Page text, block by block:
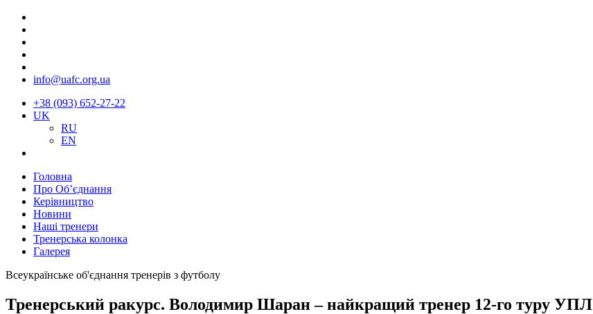
info@uafc.org.ua
+38 (093) 652-27-22
UK
RU
EN
Головна
Про Об’єднання
Керівництво
Новини
Наші тренери
Тренерська колонка
Галерея
Всеукраїнське об'єднання тренерів з футболу
Тренерський ракурс. Володимир Шаран – найкращий тренер 12-го туру УПЛ